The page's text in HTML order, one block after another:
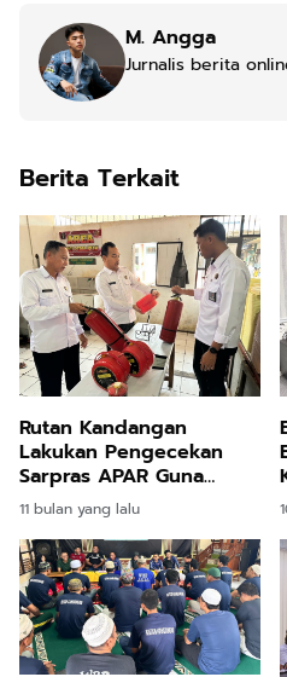
M. Angga
Jurnalis berita
Berita Terkait
Rutan Kandangan
Lakukan Pengecekan
Sarpras APAR Guna
Cegah Kebakaran
11 bulan yang lalu